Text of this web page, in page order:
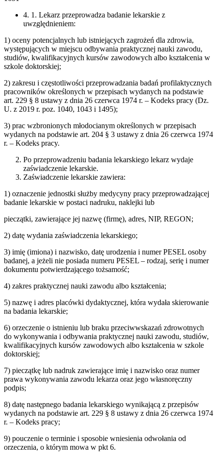
4. 1. Lekarz przeprowadza badanie lekarskie z
uwzględnieniem:
1) oceny potencjalnych lub istniejących zagrożeń dla zdrowia,
występujących w miejscu odbywania praktycznej nauki zawodu,
studiów, kwalifikacyjnych kursów zawodowych albo kształcenia w
szkole doktorskiej;
2) zakresu i częstotliwości przeprowadzania badań profilaktycznych
pracowników określonych w przepisach wydanych na podstawie
art. 229 § 8 ustawy z dnia 26 czerwca 1974 r. – Kodeks pracy (Dz.
U. z 2019 r. poz. 1040, 1043 i 1495);
3) prac wzbronionych młodocianym określonych w przepisach
wydanych na podstawie art. 204 § 3 ustawy z dnia 26 czerwca 1974
r. – Kodeks pracy.
Po przeprowadzeniu badania lekarskiego lekarz wydaje
zaświadczenie lekarskie.
Zaświadczenie lekarskie zawiera:
1) oznaczenie jednostki służby medycyny pracy przeprowadzającej
badanie lekarskie w postaci nadruku, naklejki lub
pieczątki, zawierające jej nazwę (firmę), adres, NIP, REGON;
2) datę wydania zaświadczenia lekarskiego;
3) imię (imiona) i nazwisko, datę urodzenia i numer PESEL osoby
badanej, a jeżeli nie posiada numeru PESEL – rodzaj, serię i numer
dokumentu potwierdzającego tożsamość;
4) zakres praktycznej nauki zawodu albo kształcenia;
5) nazwę i adres placówki dydaktycznej, która wydała skierowanie
na badania lekarskie;
6) orzeczenie o istnieniu lub braku przeciwwskazań zdrowotnych
do wykonywania i odbywania praktycznej nauki zawodu, studiów,
kwalifikacyjnych kursów zawodowych albo kształcenia w szkole
doktorskiej;
7) pieczątkę lub nadruk zawierające imię i nazwisko oraz numer
prawa wykonywania zawodu lekarza oraz jego własnoręczny
podpis;
8) datę następnego badania lekarskiego wynikającą z przepisów
wydanych na podstawie art. 229 § 8 ustawy z dnia 26 czerwca 1974
r. – Kodeks pracy;
9) pouczenie o terminie i sposobie wniesienia odwołania od
orzeczenia, o którym mowa w pkt 6.